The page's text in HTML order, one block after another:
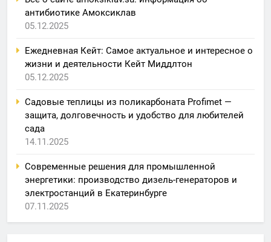
антибиотике Амоксиклав
05.12.2025
Ежедневная Кейт: Самое актуальное и интересное о
жизни и деятельности Кейт Миддлтон
05.12.2025
Садовые теплицы из поликарбоната Profimet —
защита, долговечность и удобство для любителей
сада
14.11.2025
Современные решения для промышленной
энергетики: производство дизель-генераторов и
электростанций в Екатеринбурге
07.11.2025